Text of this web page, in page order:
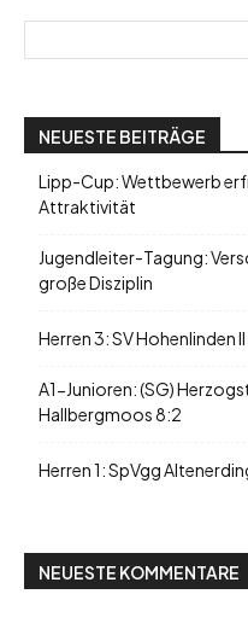
NEUESTE BEITRÄGE
Lipp-Cup: Wettbewerb
Attraktivität
Jugendleiter-Tagung:
große Disziplin
Herren 3: SV Hohenlinden
A1-Junioren: (SG)
Hallbergmoos 8:2
Herren 1: SpVgg
NEUESTE KOMMENTARE